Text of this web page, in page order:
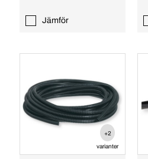
Jämför
+2
varianter